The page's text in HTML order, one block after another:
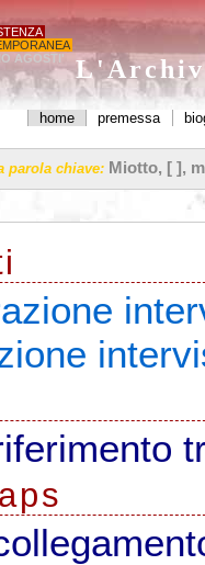
AGOSTI'
home premessa
parola chiave: Miotto, [ ],